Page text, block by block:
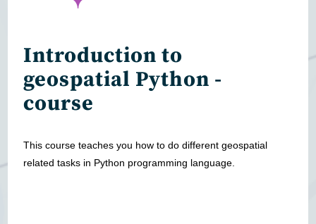
Introduction to
geospatial Python -
course
This course teaches you how to do different geospatial
related tasks in Python programming language.